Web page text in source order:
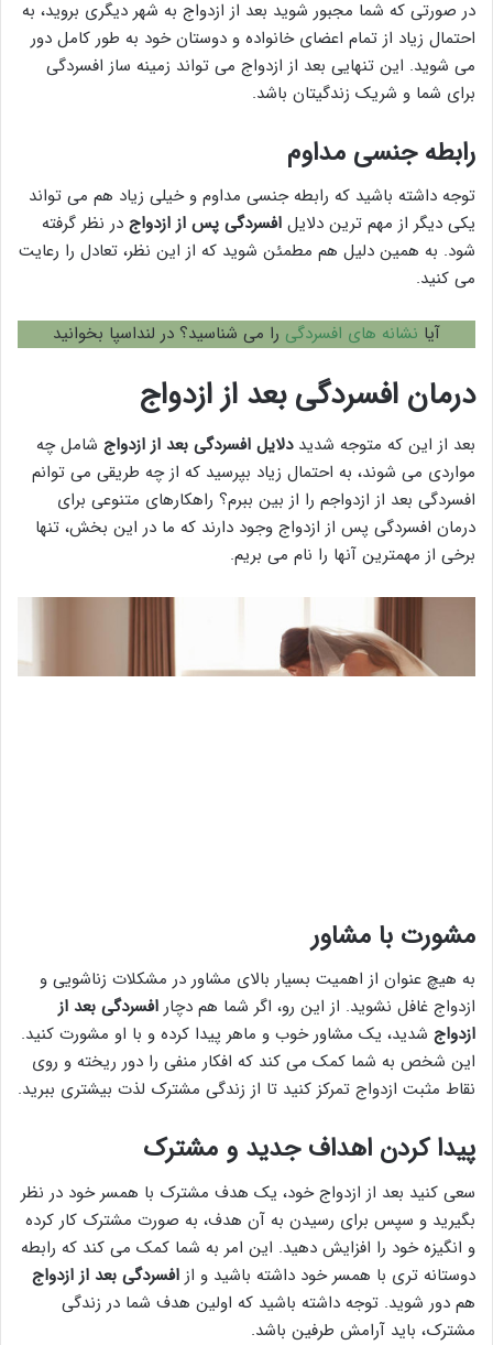
در صورتی که شما مجبور شوید بعد از ازدواج به شهر دیگری بروید، به
احتمال زیاد از تمام اعضای خانواده و دوستان خود به طور کامل دور
می شوید. این تنهایی بعد از ازدواج می تواند زمینه ساز افسردگی
برای شما و شریک زندگیتان باشد.
رابطه جنسی مداوم
توجه داشته باشید که رابطه جنسی مداوم و خیلی زیاد هم می تواند
یکی دیگر از مهم ترین دلایل افسردگی پس از ازدواج در نظر گرفته
شود. به همین دلیل هم مطمئن شوید که از این نظر، تعادل را رعایت
می کنید.
آیا نشانه های افسردگی را می شناسید؟ در لنداسپا بخوانید
درمان افسردگی بعد از ازدواج
بعد از این که متوجه شدیددلایل افسردگی بعد از ازدواج شامل چه
مواردی می شوند، به احتمال زیاد بپرسید که از چه طریقی می توانم
افسردگی بعد از ازدواجم را از بین ببرم؟ راهکارهای متنوعی برای
درمان افسردگی پس از ازدواج وجود دارند که ما در این بخش، تنها
برخی از مهمترین آنها را نام می بریم.
مشورت با مشاور
به هیچ عنوان از اهمیت بسیار بالای مشاور در مشکلات زناشویی و
ازدواج غافل نشوید. از این رو، اگر شما هم دچار افسردگی بعد از
ازدواج شدید، یک مشاور خوب و ماهر پیدا کرده و با او مشورت کنید.
این شخص به شما کمک می کند که افکار منفی را دور ریخته و روی
نقاط مثبت ازدواج تمرکز کنید تا از زندگی مشترک لذت بیشتری ببرید.
پیدا کردن اهداف جدید و مشترک
سعی کنید بعد از ازدواج خود، یک هدف مشترک با همسر خود در نظر
بگیرید و سپس برای رسیدن به آن هدف، به صورت مشترک کار کرده
و انگیزه خود را افزایش دهید. این امر به شما کمک می کند که رابطه
دوستانه تری با همسر خود داشته باشید و از افسردگی بعد از ازدواج
هم دور شوید. توجه داشته باشید که اولین هدف شما در زندگی
مشترک، باید آرامش طرفین باشد.